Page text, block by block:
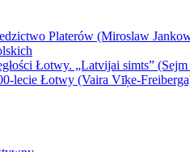
Platerów (Miroslaw
Łotwy. „Latvijai simts”
lecie Łotwy (Vaira Vīķe-